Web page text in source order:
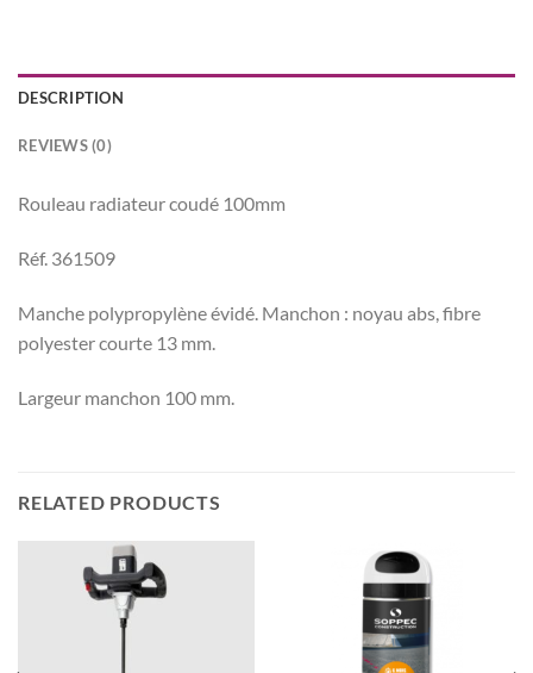
DESCRIPTION
REVIEWS (0)
Rouleau radiateur coudé 100mm
Réf. 361509
Manche polypropylène évidé. Manchon : noyau abs, fibre
polyester courte 13 mm.
Largeur manchon 100 mm.
RELATED PRODUCTS